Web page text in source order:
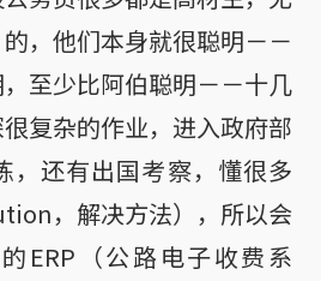
，他们本身就很聪明－－
至少比阿伯聪明－－十几
复杂的作业，进入政府部
，还有出国考察，懂很多
，解决方法），所以会
ERP（公路电子收费系